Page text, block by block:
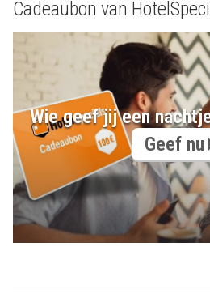
Cadeaubon van
Wie geef jij een
Geef nu